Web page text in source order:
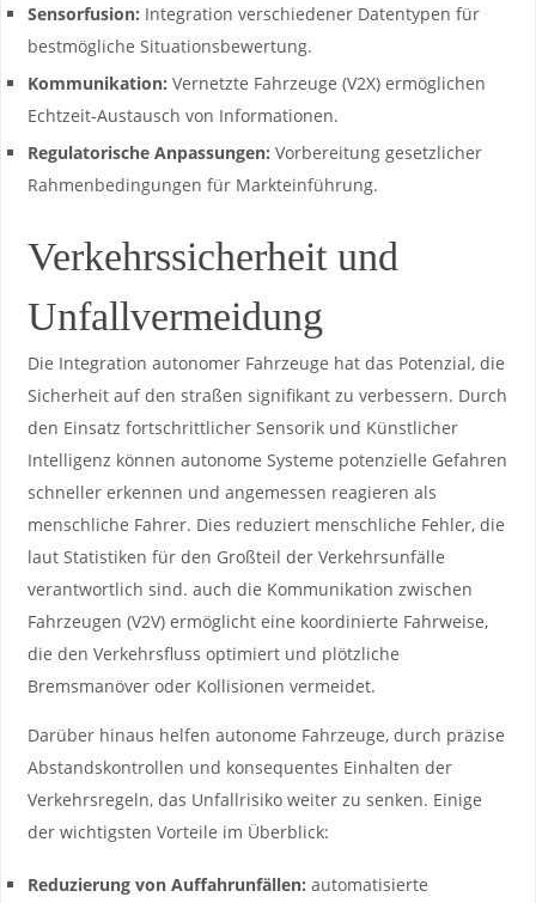
Sensorfusion: Integration verschiedener Datentypen‌ für​
bestmögliche Situationsbewertung.
Kommunikation: Vernetzte Fahrzeuge (V2X) ermöglichen​
Echtzeit-Austausch von Informationen.
Regulatorische Anpassungen: Vorbereitung gesetzlicher
Rahmenbedingungen für Markteinführung.
Verkehrssicherheit und
Unfallvermeidung
Die Integration autonomer Fahrzeuge hat das Potenzial, die‌
Sicherheit auf den straßen ‍signifikant ‌zu verbessern. Durch
den Einsatz​ fortschrittlicher Sensorik und⁢ Künstlicher
Intelligenz können autonome Systeme potenzielle Gefahren
schneller⁤ erkennen⁣ und angemessen reagieren als
⁣menschliche Fahrer. Dies reduziert menschliche Fehler, die
laut Statistiken für den Großteil der Verkehrsunfälle
verantwortlich sind. ⁤auch die ‍Kommunikation zwischen
Fahrzeugen (V2V) ermöglicht eine koordinierte Fahrweise,
die den Verkehrsfluss optimiert und plötzliche
Bremsmanöver oder Kollisionen vermeidet.
Darüber hinaus helfen​ autonome Fahrzeuge, durch präzise
Abstandskontrollen und konsequentes⁢ Einhalten der
Verkehrsregeln, das Unfallrisiko weiter zu‍ senken. Einige
der wichtigsten Vorteile im Überblick:
Reduzierung von Auffahrunfällen: ⁢automatisierte